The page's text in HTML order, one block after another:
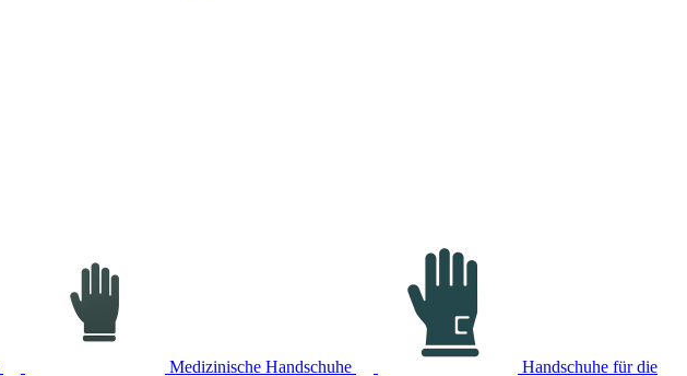
Medizinische Handschuhe Handschuhe für die